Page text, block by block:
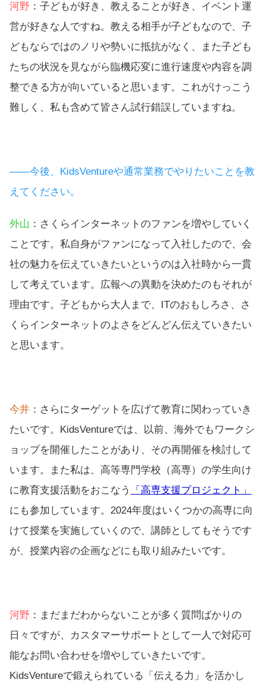
河野 ：子どもが好き、教えることが好き、イベント運
営が好きな人ですね。教える相手が子どもなので、子
どもならではのノリや勢いに抵抗がなく、また子ども
たちの状況を見ながら臨機応変に進行速度や内容を調
整できる方が向いていると思います。これがけっこう
難しく、私も含めて皆さん試行錯誤していますね。
――今後、KidsVentureや通常業務でやりたいことを教
えてください。
外山 ：さくらインターネットのファンを増やしていく
ことです。私自身がファンになって入社したので、会
社の魅力を伝えていきたいというのは入社時から一貫
して考えています。広報への異動を決めたのもそれが
理由です。子どもから大人まで、ITのおもしろさ、さ
くらインターネットのよさをどんどん伝えていきたい
と思います。
今井 ：さらにターゲットを広げて教育に関わっていき
たいです。KidsVentureでは、以前、海外でもワークシ
ョップを開催したことがあり、その再開催を検討して
います。また私は、高等専門学校（高専）の学生向け
に教育支援活動をおこなう
「高専支援プロジェクト」
にも参加しています。2024年度はいくつかの高専に向
けて授業を実施していくので、講師としてもそうです
が、授業内容の企画などにも取り組みたいです。
河野 ：まだまだわからないことが多く質問ばかりの
日々ですが、カスタマーサポートとして一人で対応可
能なお問い合わせを増やしていきたいです。
KidsVentureで鍛えられている「伝える力」を活かし